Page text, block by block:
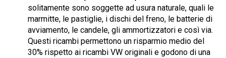
solitamente sono soggette ad usura naturale, quali le
marmitte, le pastiglie, i dischi del freno, le batterie di
avviamento, le candele, gli ammortizzatori e così via.
Questi ricambi permettono un risparmio medio del
30% rispetto ai ricambi VW originali e godono di una